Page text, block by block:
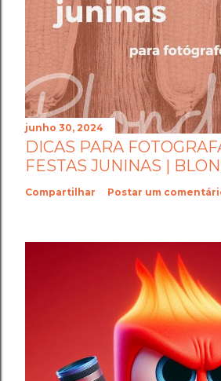
junho 30, 2024
DICAS PARA
FESTAS JUNINAS |
Compartilhar Postar um